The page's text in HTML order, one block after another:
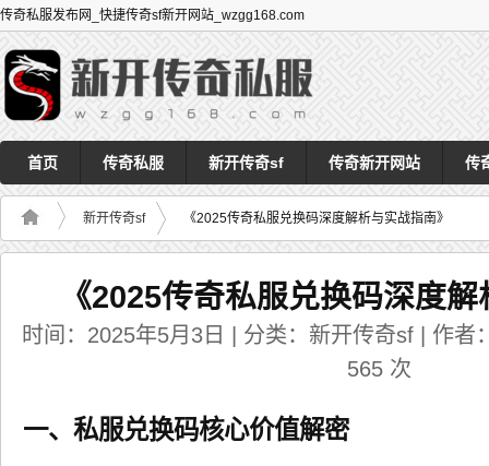
传奇私服发布网_快捷传奇sf新开网站_wzgg168.com
首页 传奇私服 新开传奇sf 传奇新开网站 传
新开传奇sf 《2025传奇私服兑换码深度解析与实战指南》
《2025传奇私服兑换码深度
时间：2025年5月3日 | 分类：新开传奇sf | 作者
565 次
一、私服兑换码核心价值解密